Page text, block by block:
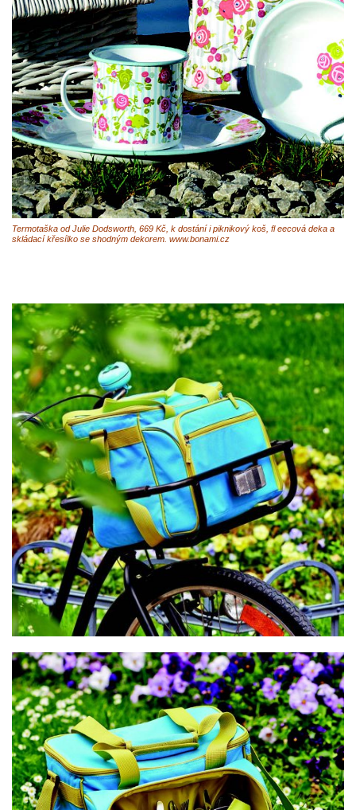
Termotaška od Julie Dodsworth, 669 Kč, k dostání i piknikový koš, fl eecová deka a
skládací křesílko se shodným dekorem. www.bonami.cz